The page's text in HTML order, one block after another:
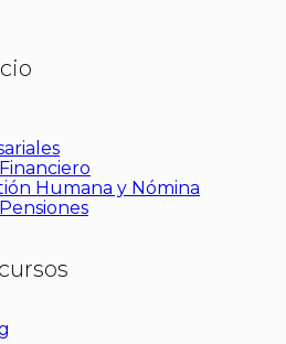
Humana y Nómina